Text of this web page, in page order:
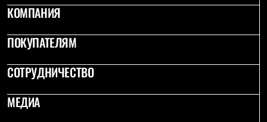
Ботинки
Кроссовки
Гамаши и бахилы
Гамаши
Бахилы
Тапочки и чуни
Чуни
Уход за обувью
КОМПАНИЯ
ПОКУПАТЕЛЯМ
СОТРУДНИЧЕСТВО
МЕДИА